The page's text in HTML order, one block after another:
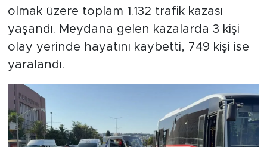
olmak üzere toplam 1.132 trafik kazası
yaşandı. Meydana gelen kazalarda 3 kişi
olay yerinde hayatını kaybetti, 749 kişi ise
yaralandı.